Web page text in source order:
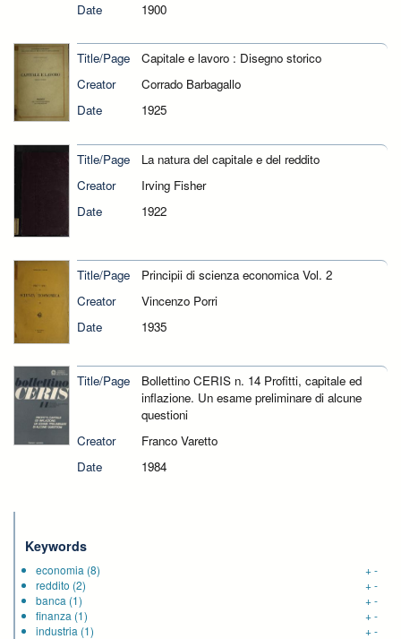
Date
1900
Title/Page
Capitale e lavoro : Disegno storico
Creator
Corrado Barbagallo
Date
1925
Title/Page
La natura del capitale e del reddito
Creator
Irving Fisher
Date
1922
Title/Page
Principii di scienza economica Vol. 2
Creator
Vincenzo Porri
Date
1935
Title/Page
Bollettino CERIS n. 14 Profitti, capitale ed
inflazione. Un esame preliminare di alcune
questioni
Creator
Franco Varetto
Date
1984
Keywords
economia (8) +-
reddito (2) +-
banca (1) +-
finanza (1) +-
industria (1) +-